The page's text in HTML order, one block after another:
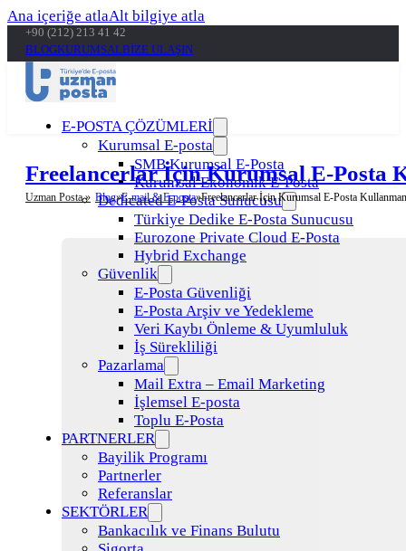
Ana içeriğe atlaAlt bilgiye atla
+90 (212) 213 41 42
BLOGKURUMSALBİZE ULAŞIN
E-POSTA ÇÖZÜMLERİ
Kurumsal E-posta
SMB Kurumsal E-Posta
Kurumsal Ekonomik E-Posta
Dedicated E-Posta Sunucusu
Türkiye Dedike E-Posta Sunucusu
Eurozone Private Cloud E-Posta
Hybrid Exchange
Güvenlik
E-Posta Güvenliği
E-Posta Arşiv ve Yedekleme
Veri Kaybı Önleme & Uyumluluk
İş Sürekliliği
Pazarlama
Mail Extra – Email Marketing
İşlemsel E-posta
Toplu E-Posta
PARTNERLER
Bayilik Programı
Partnerler
Referanslar
SEKTÖRLER
Bankacılık ve Finans Bulutu
Freelancerlar İçin Kurumsal E-Posta
Uzman Posta » Blog E-mail & E-posta Freelancerlar İçin Kurumsal E-Posta